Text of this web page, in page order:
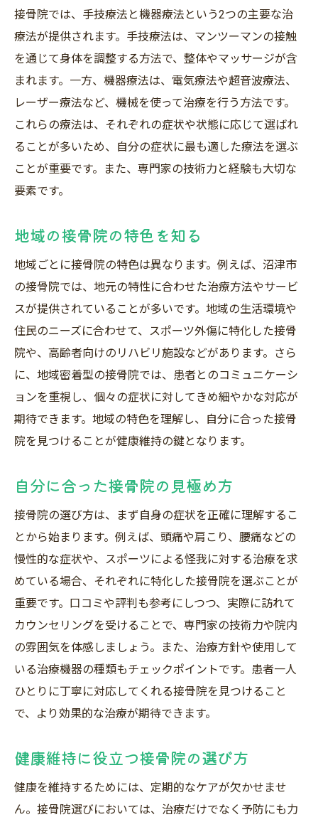
接骨院の営業時間と予約システム
各種保険対応の有無
接骨院を選ぶ際の注意点症状に合った治療を受
けるために
治療効果を最大化するためのポイント
治療開始前に行うべき準備
医師の指示を守る重要性
接骨院選びのコツ専門家の技術力を見極める方
法
施術前のカウンセリングの活用法
技術力の高い接骨院の特徴
専門家の資格とライセンスの確認
技術力の違いを実感できるポイント
適切な治療計画の立て方
接骨院では、手技療法と機器療法という2つの主要な治
療法が提供されます。手技療法は、マンツーマンの接触
を通じて身体を調整する方法で、整体やマッサージが含
まれます。一方、機器療法は、電気療法や超音波療法、
レーザー療法など、機械を使って治療を行う方法です。
これらの療法は、それぞれの症状や状態に応じて選ばれ
ることが多いため、自分の症状に最も適した療法を選ぶ
ことが重要です。また、専門家の技術力と経験も大切な
要素です。
地域の接骨院の特色を知る
地域ごとに接骨院の特色は異なります。例えば、沼津市
の接骨院では、地元の特性に合わせた治療方法やサービ
スが提供されていることが多いです。地域の生活環境や
住民のニーズに合わせて、スポーツ外傷に特化した接骨
院や、高齢者向けのリハビリ施設などがあります。さら
に、地域密着型の接骨院では、患者とのコミュニケーシ
ョンを重視し、個々の症状に対してきめ細やかな対応が
期待できます。地域の特色を理解し、自分に合った接骨
院を見つけることが健康維持の鍵となります。
自分に合った接骨院の見極め方
接骨院の選び方は、まず自身の症状を正確に理解するこ
とから始まります。例えば、頭痛や肩こり、腰痛などの
慢性的な症状や、スポーツによる怪我に対する治療を求
めている場合、それぞれに特化した接骨院を選ぶことが
重要です。口コミや評判も参考にしつつ、実際に訪れて
カウンセリングを受けることで、専門家の技術力や院内
の雰囲気を体感しましょう。また、治療方針や使用して
いる治療機器の種類もチェックポイントです。患者一人
ひとりに丁寧に対応してくれる接骨院を見つけること
で、より効果的な治療が期待できます。
健康維持に役立つ接骨院の選び方
健康を維持するためには、定期的なケアが欠かせませ
ん。接骨院選びにおいては、治療だけでなく予防にも力